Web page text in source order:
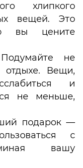
хлипкого
вещей. Это
вы цените
не
Вещи,
и
не меньше,
подарок —
с
вашу